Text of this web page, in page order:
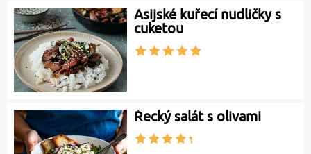
Asijské kuřecí nudličky s
cuketou
Řecký salát s olivami